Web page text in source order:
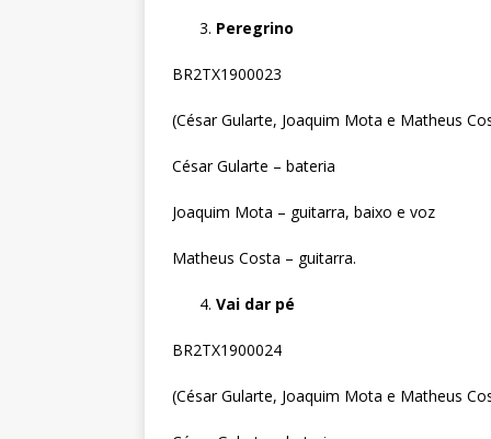
Peregrino
BR2TX1900023
(César Gularte, Joaquim Mota e Matheus
César Gularte – bateria
Joaquim Mota – guitarra, baixo e voz
Matheus Costa – guitarra.
Vai dar pé
BR2TX1900024
(César Gularte, Joaquim Mota e Matheus